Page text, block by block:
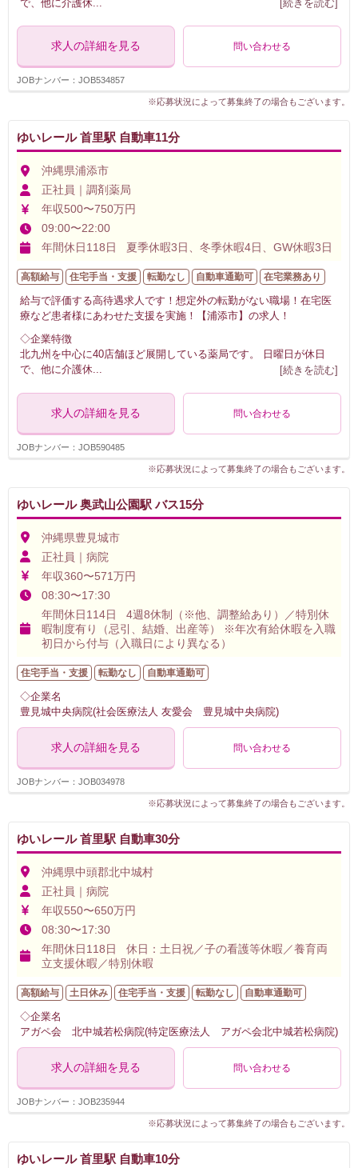
で、他に介護休 [続きを読む]
求人の詳細を見る 問い合わせる
JOBナンバー：JOB534857
※応募状況によって募集終了の場合もございます。
ゆいレール 首里駅 自動車11分
沖縄県浦添市
正社員｜調剤薬局
年収500〜750万円
09:00〜22:00
年間休日118日 夏季休暇3日、冬季休暇4日、GW休暇3日
高額給与 住宅手当・支援 転勤なし 自動車通勤可 在宅業務あり
給与で評価する高待遇求人です！想定外の転勤がない職場！在宅医
療など患者様にあわせた支援を実施！【浦添市】の求人！
◇企業特徴
北九州を中心に40店舗ほど展開している薬局です。 日曜日が休日
で、他に介護休... [続きを読む]
求人の詳細を見る 問い合わせる
JOBナンバー：JOB590485
※応募状況によって募集終了の場合もございます。
ゆいレール 奥武山公園駅 バス15分
沖縄県豊見城市
正社員｜病院
年収360〜571万円
08:30〜17:30
年間休日114日 4週8休制（※他、調整給あり）／特別休
暇制度有り（忌引、結婚、出産等） ※年次有給休暇を入職
初日から付与（入職日により異なる）
住宅手当・支援 転勤なし 自動車通勤可
◇企業名
豊見城中央病院(社会医療法人 友愛会 豊見城中央病院)
求人の詳細を見る 問い合わせる
JOBナンバー：JOB034978
※応募状況によって募集終了の場合もございます。
ゆいレール 首里駅 自動車30分
沖縄県中頭郡北中城村
正社員｜病院
年収550〜650万円
08:30〜17:30
年間休日118日 休日：土日祝／子の看護等休暇／養育両
立支援休暇／特別休暇
高額給与 土日休み 住宅手当・支援 転勤なし 自動車通勤可
◇企業名
アガペ会 北中城若松病院(特定医療法人 アガペ会北中城若松病院)
求人の詳細を見る 問い合わせる
JOBナンバー：JOB235944
※応募状況によって募集終了の場合もございます。
ゆいレール 首里駅 自動車10分